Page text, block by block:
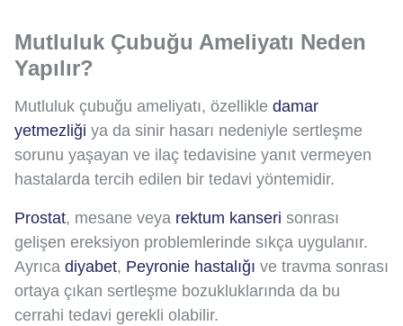
Mutluluk Çubuğu Ameliyatı Neden
Yapılır?
Mutluluk çubuğu ameliyatı, özellikle damar
yetmezliği ya da sinir hasarı nedeniyle sertleşme
sorunu yaşayan ve ilaç tedavisine yanıt vermeyen
hastalarda tercih edilen bir tedavi yöntemidir.
Prostat, mesane veya rektum kanseri sonrası
gelişen ereksiyon problemlerinde sıkça uygulanır.
Ayrıca diyabet, Peyronie hastalığı ve travma sonrası
ortaya çıkan sertleşme bozukluklarında da bu
cerrahi tedavi gerekli olabilir.